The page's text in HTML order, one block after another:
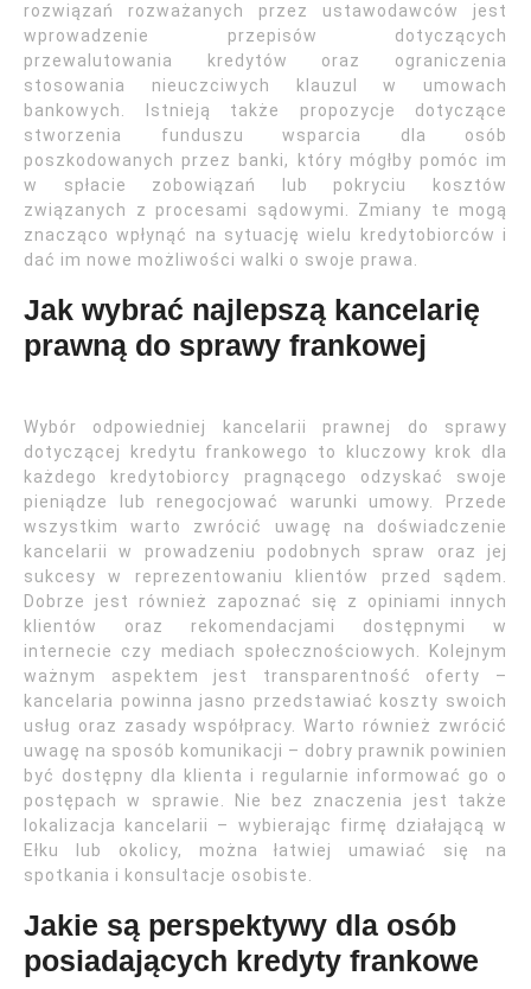
rozwiązań rozważanych przez ustawodawców jest
wprowadzenie przepisów dotyczących
przewalutowania kredytów oraz ograniczenia
stosowania nieuczciwych klauzul w umowach
bankowych. Istnieją także propozycje dotyczące
stworzenia funduszu wsparcia dla osób
poszkodowanych przez banki, który mógłby pomóc im
w spłacie zobowiązań lub pokryciu kosztów
związanych z procesami sądowymi. Zmiany te mogą
znacząco wpłynąć na sytuację wielu kredytobiorców i
dać im nowe możliwości walki o swoje prawa.
Jak wybrać najlepszą kancelarię
prawną do sprawy frankowej
Wybór odpowiedniej kancelarii prawnej do sprawy
dotyczącej kredytu frankowego to kluczowy krok dla
każdego kredytobiorcy pragnącego odzyskać swoje
pieniądze lub renegocjować warunki umowy. Przede
wszystkim warto zwrócić uwagę na doświadczenie
kancelarii w prowadzeniu podobnych spraw oraz jej
sukcesy w reprezentowaniu klientów przed sądem.
Dobrze jest również zapoznać się z opiniami innych
klientów oraz rekomendacjami dostępnymi w
internecie czy mediach społecznościowych. Kolejnym
ważnym aspektem jest transparentność oferty –
kancelaria powinna jasno przedstawiać koszty swoich
usług oraz zasady współpracy. Warto również zwrócić
uwagę na sposób komunikacji – dobry prawnik powinien
być dostępny dla klienta i regularnie informować go o
postępach w sprawie. Nie bez znaczenia jest także
lokalizacja kancelarii – wybierając firmę działającą w
Ełku lub okolicy, można łatwiej umawiać się na
spotkania i konsultacje osobiste.
Jakie są perspektywy dla osób
posiadających kredyty frankowe